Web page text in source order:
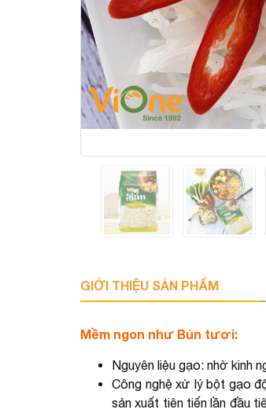
GIỚI THIỆU SẢN PHẨM
Mềm ngon như Bún tươi:
Nguyên liệu gạo: nhờ kinh
Công nghệ xử lý bột gạo
sản xuất tiên tiến lần đầu